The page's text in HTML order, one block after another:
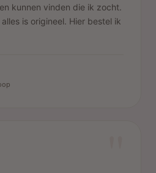
kunnen vinden die ik zocht.
is origineel. Hier bestel ik